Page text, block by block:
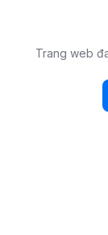
Trang web